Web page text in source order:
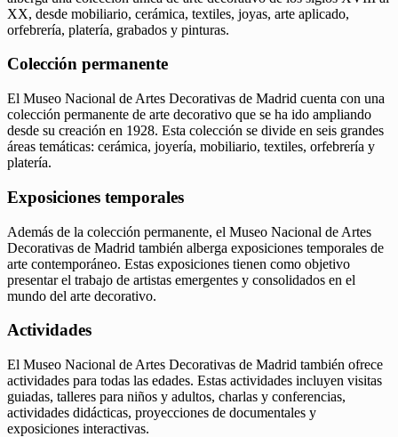
XX, desde mobiliario, cerámica, textiles, joyas, arte aplicado,
orfebrería, platería, grabados y pinturas.
Colección permanente
El Museo Nacional de Artes Decorativas de Madrid cuenta con una
colección permanente de arte decorativo que se ha ido ampliando
desde su creación en 1928. Esta colección se divide en seis grandes
áreas temáticas: cerámica, joyería, mobiliario, textiles, orfebrería y
platería.
Exposiciones temporales
Además de la colección permanente, el Museo Nacional de Artes
Decorativas de Madrid también alberga exposiciones temporales de
arte contemporáneo. Estas exposiciones tienen como objetivo
presentar el trabajo de artistas emergentes y consolidados en el
mundo del arte decorativo.
Actividades
El Museo Nacional de Artes Decorativas de Madrid también ofrece
actividades para todas las edades. Estas actividades incluyen visitas
guiadas, talleres para niños y adultos, charlas y conferencias,
actividades didácticas, proyecciones de documentales y
exposiciones interactivas.